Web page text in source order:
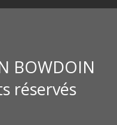
BOWDOIN
réservés